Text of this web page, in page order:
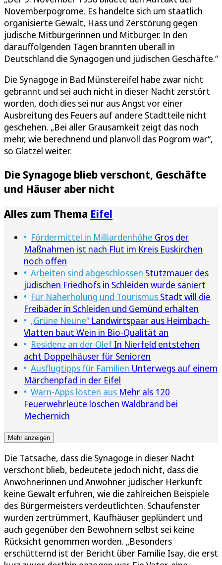
Novemberpogrome. Es handelte sich um staatlich
organisierte Gewalt, Hass und Zerstörung gegen
jüdische Mitbürgerinnen und Mitbürger. In den
darauffolgenden Tagen brannten überall in
Deutschland die Synagogen und jüdischen Geschäfte.“
Die Synagoge in Bad Münstereifel habe zwar nicht
gebrannt und sei auch nicht in dieser Nacht zerstört
worden, doch dies sei nur aus Angst vor einer
Ausbreitung des Feuers auf andere Stadtteile nicht
geschehen. „Bei aller Grausamkeit zeigt das noch
mehr, wie berechnend und planvoll das Pogrom war“,
so Glatzel weiter.
Die Synagoge blieb verschont, Geschäfte
und Häuser aber nicht
Alles zum Thema Eifel
Fördermittel in Milliardenhöhe Gros der
Maßnahmen ist nach Flut im Kreis Euskirchen
noch offen
Arbeiten sind abgeschlossen Stützmauer des
jüdischen Friedhofs in Schleiden wurde saniert
Für Naherholung und Tourismus Stadt will die
Freibäder in Schleiden und Gemünd erhalten
„Grüne Neune“ Landwirtspaar aus Heimbach-
Vlatten baut Wein in Bio-Qualität an
Residenz an der Olef In Nierfeld entstehen
acht Doppelhäuser für Senioren
Ausflugtipps für Familien Unterwegs auf einem
Märchenpfad in der Eifel
Warn-Apps lösten aus Mehr als 120
Feuerwehrleute löschen Waldbrand bei
Mechernich
Mehr anzeigen
Die Tatsache, dass die Synagoge in dieser Nacht
verschont blieb, bedeutete jedoch nicht, dass die
Anwohnerinnen und Anwohner jüdischer Herkunft
keine Gewalt erfuhren, wie die zahlreichen Beispiele
des Bürgermeisters verdeutlichten. Schaufenster
wurden zertrümmert, Kaufhäuser geplündert und
auch gegenüber den Bewohnern selbst sei keine
Rücksicht genommen worden. „Besonders
erschütternd ist der Bericht über Familie Isay, die erst